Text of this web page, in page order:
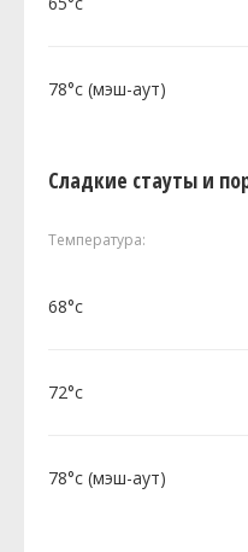
78°c (мэш-аут)
Сладкие стауты и
Температура:
68°c
72°c
78°c (мэш-аут)